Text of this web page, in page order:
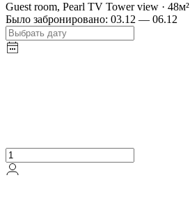
Guest room, Pearl TV Tower view · 48м²
Было забронировано: 03.12 — 06.12